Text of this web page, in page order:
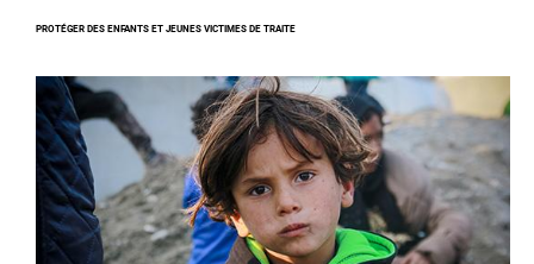
contre
traite
des
enfants
PROTÉGER DES ENFANTS ET JEUNES VICTIMES DE TRAITE